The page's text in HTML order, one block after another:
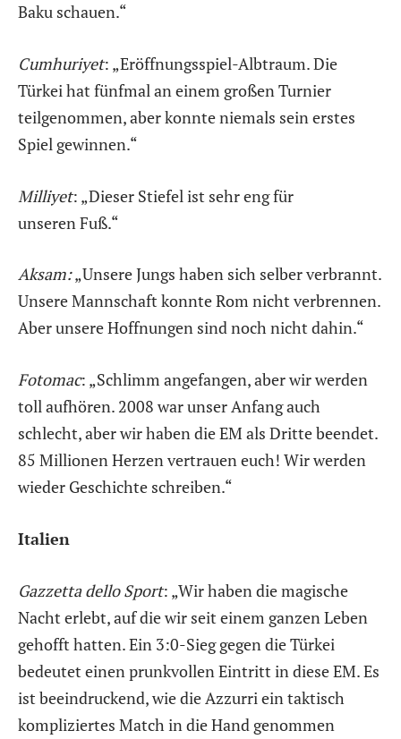
Baku schauen.“
Cumhuriyet: „Eröffnungsspiel-Albtraum. Die
Türkei hat fünfmal an einem großen Turnier
teilgenommen, aber konnte niemals sein erstes
Spiel gewinnen.“
Milliyet: „Dieser Stiefel ist sehr eng für
unseren Fuß.“
Aksam:„Unsere Jungs haben sich selber verbrannt.
Unsere Mannschaft konnte Rom nicht verbrennen.
Aber unsere Hoffnungen sind noch nicht dahin.“
Fotomac: „Schlimm angefangen, aber wir werden
toll aufhören. 2008 war unser Anfang auch
schlecht, aber wir haben die EM als Dritte beendet.
85 Millionen Herzen vertrauen euch! Wir werden
wieder Geschichte schreiben.“
Italien
Gazzetta dello Sport: „Wir haben die magische
Nacht erlebt, auf die wir seit einem ganzen Leben
gehofft hatten. Ein 3:0-Sieg gegen die Türkei
bedeutet einen prunkvollen Eintritt in diese EM. Es
ist beeindruckend, wie die Azzurri ein taktisch
kompliziertes Match in die Hand genommen